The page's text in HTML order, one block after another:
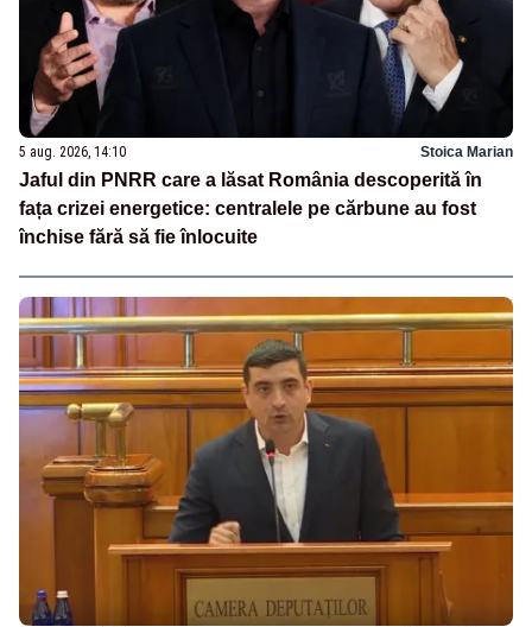
5 aug. 2026, 14:10 Stoica Marian
Jaful din PNRR care a lăsat România descoperită în
fața crizei energetice: centralele pe cărbune au fost
închise fără să fie înlocuite